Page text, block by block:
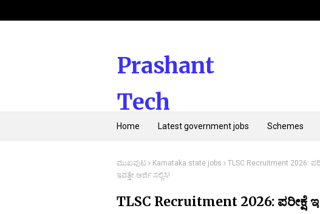
Prashant
Tech
Kannada
Home Latest government jobs Schemes
ಮುಖಪುಟ Karnataka state jobs
TLSC Recruitment 2026:
ಇವತ್ತೇ ಅರ್ಜಿ ಸಲ್ಲಿಸಿ!
TLSC Recruitment 2026: ಪರೀಕ್ಷೆ